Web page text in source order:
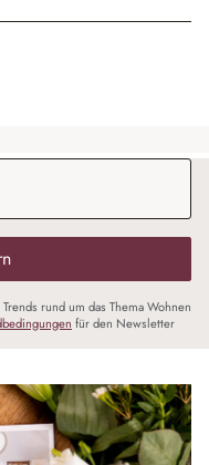
rund um das Thema Wohnen
für den Newsletter